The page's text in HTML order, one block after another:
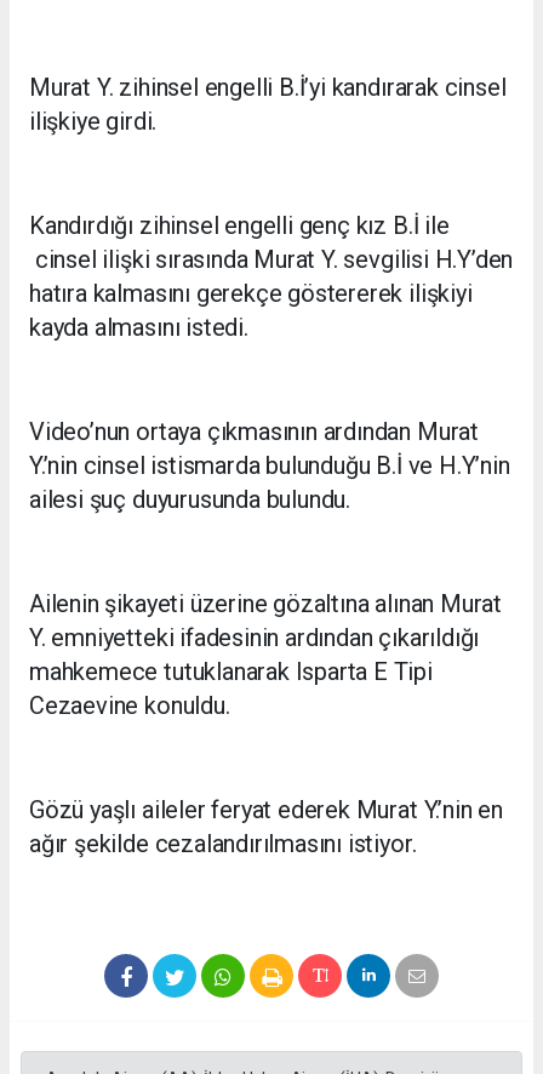
Murat Y. zihinsel engelli B.İ’yi kandırarak cinsel
ilişkiye girdi.
Kandırdığı zihinsel engelli genç kız B.İ ile
cinsel ilişki sırasında Murat Y. sevgilisi H.Y’den
hatıra kalmasını gerekçe göstererek ilişkiyi
kayda almasını istedi.
Video’nun ortaya çıkmasının ardından Murat
Y.’nin cinsel istismarda bulunduğu B.İ ve H.Y’nin
ailesi şuç duyurusunda bulundu.
Ailenin şikayeti üzerine gözaltına alınan Murat
Y. emniyetteki ifadesinin ardından çıkarıldığı
mahkemece tutuklanarak Isparta E Tipi
Cezaevine konuldu.
Gözü yaşlı aileler feryat ederek Murat Y.’nin en
ağır şekilde cezalandırılmasını istiyor.